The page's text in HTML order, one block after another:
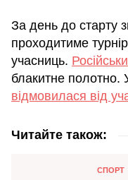
За день до старту
проходитиме
учасниць.
блакитне полотно.
відмовилася від
Читайте також:
Категорія
СПОРТ